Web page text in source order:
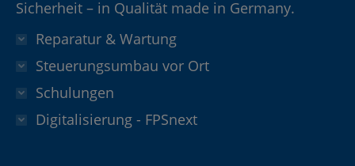
Sicherheit – in Qualität made in Germany.
Reparatur & Wartung
Steuerungsumbau vor Ort
Schulungen
Digitalisierung - FPSnext